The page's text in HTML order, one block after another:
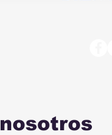
nosotros